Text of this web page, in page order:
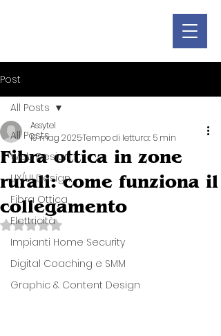
Post
All Posts
Web Design
UX/UI Design
Fibra Ottica
Elettricità
Impianti Home Security
Digital Coaching e SMM
Graphic & Content Design
All Posts
Fibra ottica in zone
rurali: come funziona il
collegamento
Assytel
19 mag 2025Tempo di lettura: 5 min
Valutazione NaN stelle su 5.